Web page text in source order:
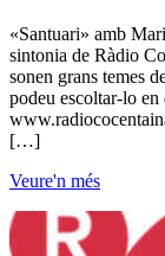
«Santuari» amb
sintonia de Ràdio
sonen grans temes
podeu escoltar-lo en
[…]
Veure'n més